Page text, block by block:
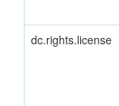
dc.rights.license